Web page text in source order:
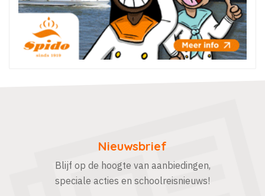
Nieuwsbrief
Blijf op de hoogte van aanbiedingen,
speciale acties en schoolreisnieuws!